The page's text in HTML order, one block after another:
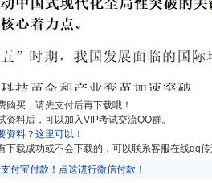
买，请先支付后再下载哦！
料后，可以加入VIP考试交流QQ群。
资料？这里可以！
下载成功或不会下载的，可以联系客服在线qq
付宝付款！ 点这进行微信付款！